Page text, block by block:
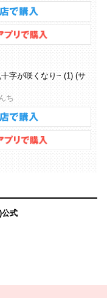
字が咲くなり~ (1) (サ
ち
公式